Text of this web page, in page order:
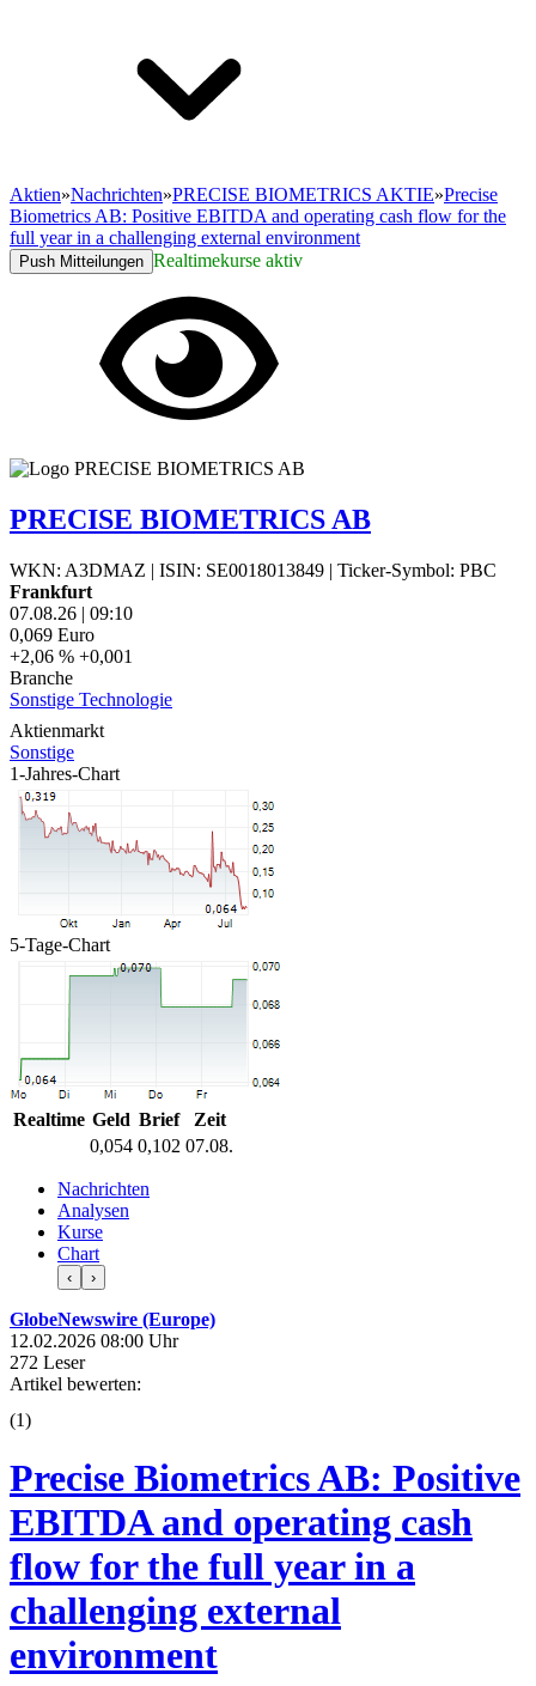
Aktien»Nachrichten»PRECISE BIOMETRICS AKTIE»Precise
Biometrics AB: Positive EBITDA and operating cash flow for the
full year in a challenging external environment
Push Mitteilungen Realtimekurse aktiv
PRECISE BIOMETRICS AB
WKN: A3DMAZ | ISIN: SE0018013849 | Ticker-Symbol: PBC
Frankfurt
07.08.26 | 09:10
0,069 Euro
+2,06 % +0,001
Branche
Sonstige Technologie
Aktienmarkt
Sonstige
1-Jahres-Chart
5-Tage-Chart
Realtime Geld Brief
Zeit
0,054 0,102 07.08.
Nachrichten
Analysen
Kurse
Chart
‹ ›
GlobeNewswire (Europe)
12.02.2026 08:00 Uhr
272 Leser
Artikel bewerten:
(1)
Precise Biometrics AB: Positive
EBITDA and operating cash
flow for the full year in a
challenging external
environment